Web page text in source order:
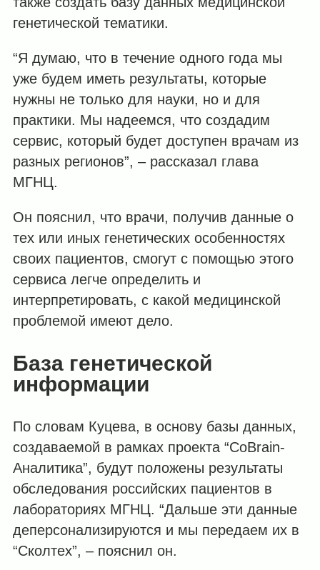
генетической тематики.
“Я думаю, что в течение одного года мы
уже будем иметь результаты, которые
нужны не только для науки, но и для
практики. Мы надеемся, что создадим
сервис, который будет доступен врачам из
разных регионов”, – рассказал глава
МГНЦ.
Он пояснил, что врачи, получив данные о
тех или иных генетических особенностях
своих пациентов, смогут с помощью этого
сервиса легче определить и
интерпретировать, с какой медицинской
проблемой имеют дело.
База генетической
информации
По словам Куцева, в основу базы данных,
создаваемой в рамках проекта “CoBrain-
Аналитика”, будут положены результаты
обследования российских пациентов в
лабораториях МГНЦ. “Дальше эти данные
деперсонализируются и мы передаем их в
“Сколтех”, – пояснил он.